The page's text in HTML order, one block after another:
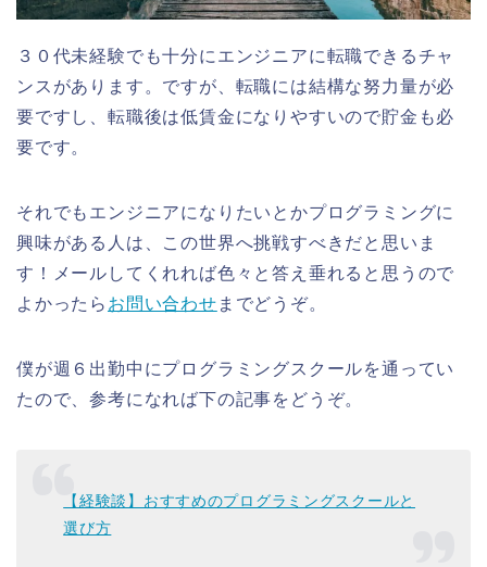
３０代未経験でも十分にエンジニアに転職できるチャ
ンスがあります。ですが、転職には結構な努力量が必
要ですし、転職後は低賃金になりやすいので貯金も必
要です。
それでもエンジニアになりたいとかプログラミングに
興味がある人は、この世界へ挑戦すべきだと思いま
す！メールしてくれれば色々と答え垂れると思うので
よかったら お問い合わせ までどうぞ。
僕が週６出勤中にプログラミングスクールを通ってい
たので、参考になれば下の記事をどうぞ。
【経験談】おすすめのプログラミングスクールと
選び方